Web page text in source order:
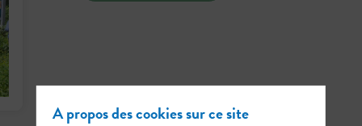
A propos des cookies sur ce site